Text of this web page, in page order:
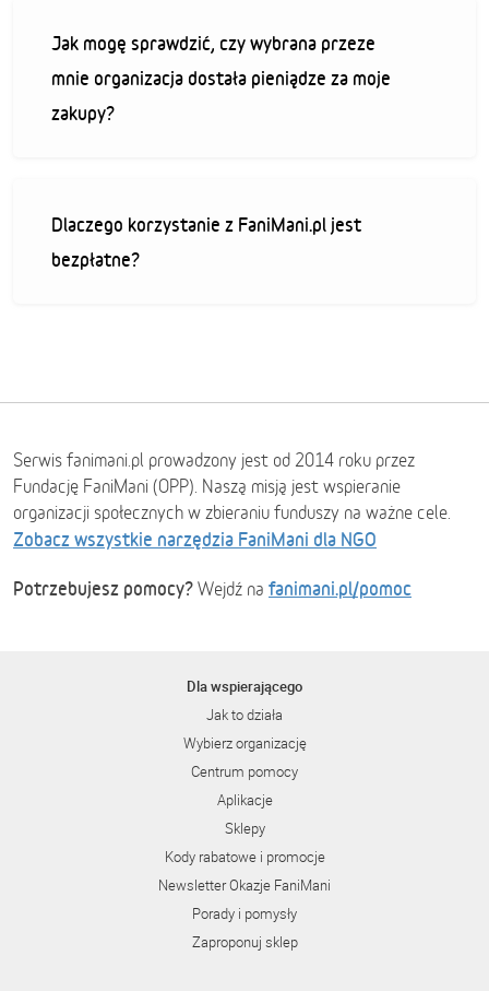
Jak mogę sprawdzić, czy wybrana przeze
mnie organizacja dostała pieniądze za moje
zakupy?
Dlaczego korzystanie z FaniMani.pl jest
bezpłatne?
Serwis fanimani.pl prowadzony jest od 2014 roku przez
Fundację FaniMani (OPP). Naszą misją jest wspieranie
organizacji społecznych w zbieraniu funduszy na ważne cele.
Zobacz wszystkie narzędzia FaniMani dla NGO
Potrzebujesz pomocy? Wejdź na fanimani.pl/pomoc
Dla wspierającego
Jak to działa
Wybierz organizację
Centrum pomocy
Aplikacje
Sklepy
Kody rabatowe i promocje
Newsletter Okazje FaniMani
Porady i pomysły
Zaproponuj sklep